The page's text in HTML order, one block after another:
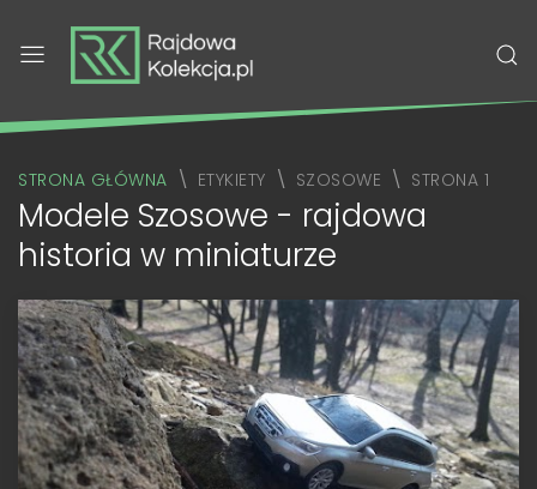
STRONA GŁÓWNA ETYKIETY SZOSOWE STRONA 1
Modele Szosowe - rajdowa
historia w miniaturze